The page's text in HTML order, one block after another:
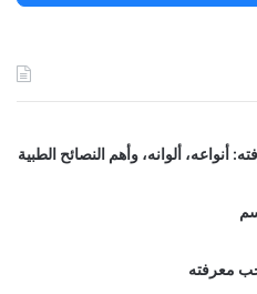
أنواعه، ألوانه، وأهم النصائح الطبية
معرفته